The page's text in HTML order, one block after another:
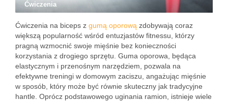
Ćwiczenia
Ćwiczenia na biceps z gumą oporową zdobywają coraz
większą popularność wśród entuzjastów fitnessu, którzy
pragną wzmocnić swoje mięśnie bez konieczności
korzystania z drogiego sprzętu. Guma oporowa, będąca
elastycznym i przenośnym narzędziem, pozwala na
efektywne treningi w domowym zaciszu, angażując mięśnie
w sposób, który może być równie skuteczny jak tradycyjne
hantle. Oprócz podstawowego uginania ramion, istnieje wiele